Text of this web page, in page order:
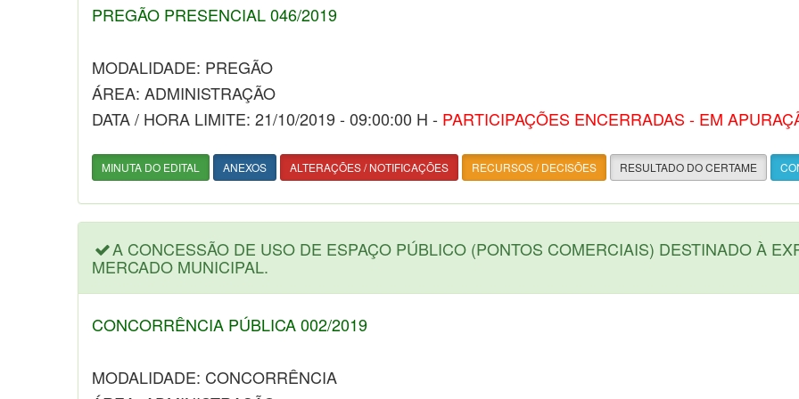
PREGÃO PRESENCIAL 046/2019
MODALIDADE: PREGÃO
ÁREA: ADMINISTRAÇÃO
DATA / HORA LIMITE: 21/10/2019 - 09:00:00 H - PARTICIPAÇÕES ENCERRADAS - EM
MINUTA DO EDITAL ANEXOS ALTERAÇÕES / NOTIFICAÇÕES RECURSOS / DECISÕES RESULTADO DO CERTAME
A CONCESSÃO DE USO DE ESPAÇO PÚBLICO (PONTOS COMERCIAIS) DESTINADO À
MERCADO MUNICIPAL.
CONCORRÊNCIA PÚBLICA 002/2019
MODALIDADE: CONCORRÊNCIA